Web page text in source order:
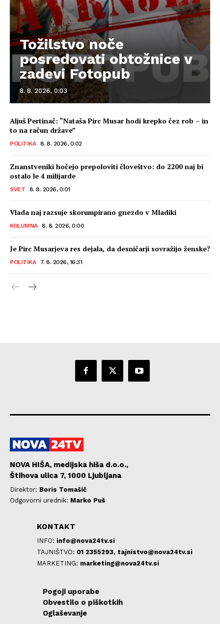
Tožilstvo noče
posredovati obtožnice v
zadevi Fotopub
8. 8. 2026, 0:03
Aljuš Pertinač: “Nataša Pirc Musar hodi krepko čez rob – in
to na račun države”
POLITIKA 8. 8. 2026, 0:02
Znanstveniki hočejo prepoloviti človeštvo: do 2200 naj bi
ostalo le 4 milijarde
SVET 8. 8. 2026, 0:01
Vlada naj razsuje skorumpirano gnezdo v Mladiki
KOLUMNA 8. 8. 2026, 0:00
Je Pirc Musarjeva res dejala, da desničarji sovražijo ženske?
POLITIKA 7. 8. 2026, 16:31
NOVA HIŠA, medijska hiša d.o.o.,
Štihova ulica 7, 1000 Ljubljana
Direktor: Boris Tomašič
Odgovorni urednik: Marko Puš
KONTAKT
INFO: info@nova24tv.si
TAJNIŠTVO: 01 2355293, tajnistvo@nova24tv.si
MARKETING: marketing@nova24tv.si
Pogoji uporabe
Obvestilo o piškotkih
Oglaševanje